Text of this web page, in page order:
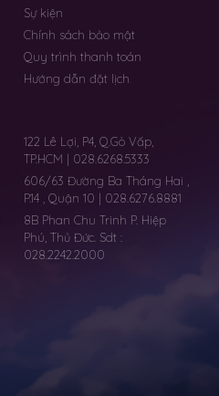
Sự kiện
Chính sách bảo mật
Quy trình thanh toán
Hướng dẫn đặt lịch
122 Lê Lợi, P4, Q.Gò Vấp,
TP.HCM | 028.6268.5333
606/63 Đường Ba Tháng Hai ,
P.14 , Quận 10 | 028.6276.8881
8B Phan Chu Trinh P. Hiệp
Phú, Thủ Đức. Sdt :
028.2242.2000